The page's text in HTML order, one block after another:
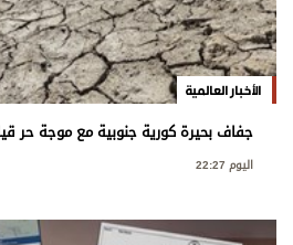
الأخبار العالمية
جفاف بحيرة كورية جنوبية مع موجة حر
اليوم 22:27